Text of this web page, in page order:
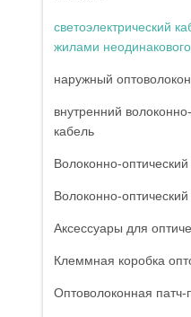
светоэлектрический
жилами
наружный
внутренний
кабель
Волоконно-оптический
Волоконно-оптический
Аксессуары для
Клеммная коробка
Оптоволоконная патч-